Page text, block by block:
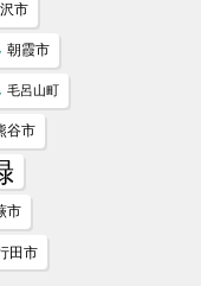
市
朝霞市
毛呂山町
谷市
市
田市